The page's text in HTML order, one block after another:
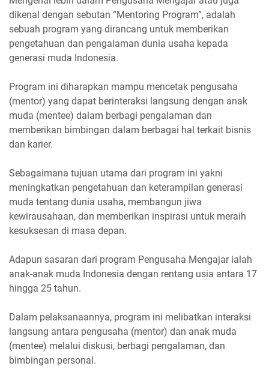
dikenal dengan sebutan “Mentoring Program”, adalah
sebuah program yang dirancang untuk memberikan
pengetahuan dan pengalaman dunia usaha kepada
generasi muda Indonesia.
Program ini diharapkan mampu mencetak pengusaha
(mentor) yang dapat berinteraksi langsung dengan anak
muda (mentee) dalam berbagi pengalaman dan
memberikan bimbingan dalam berbagai hal terkait bisnis
dan karier.
Sebagaimana tujuan utama dari program ini yakni
meningkatkan pengetahuan dan keterampilan generasi
muda tentang dunia usaha, membangun jiwa
kewirausahaan, dan memberikan inspirasi untuk meraih
kesuksesan di masa depan.
Adapun sasaran dari program Pengusaha Mengajar ialah
anak-anak muda Indonesia dengan rentang usia antara 17
hingga 25 tahun.
Dalam pelaksanaannya, program ini melibatkan interaksi
langsung antara pengusaha (mentor) dan anak muda
(mentee) melalui diskusi, berbagi pengalaman, dan
bimbingan personal.